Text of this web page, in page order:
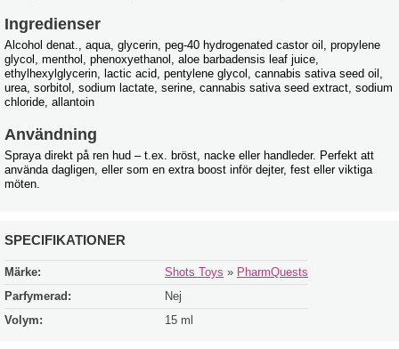
Ingredienser
Alcohol denat., aqua, glycerin, peg-40 hydrogenated castor oil, propylene
glycol, menthol, phenoxyethanol, aloe barbadensis leaf juice,
ethylhexylglycerin, lactic acid, pentylene glycol, cannabis sativa seed oil,
urea, sorbitol, sodium lactate, serine, cannabis sativa seed extract, sodium
chloride, allantoin
Användning
Spraya direkt på ren hud – t.ex. bröst, nacke eller handleder. Perfekt att
använda dagligen, eller som en extra boost inför dejter, fest eller viktiga
möten.
SPECIFIKATIONER
Märke: Shots Toys » PharmQuests
Parfymerad:
Nej
Volym:
15 ml